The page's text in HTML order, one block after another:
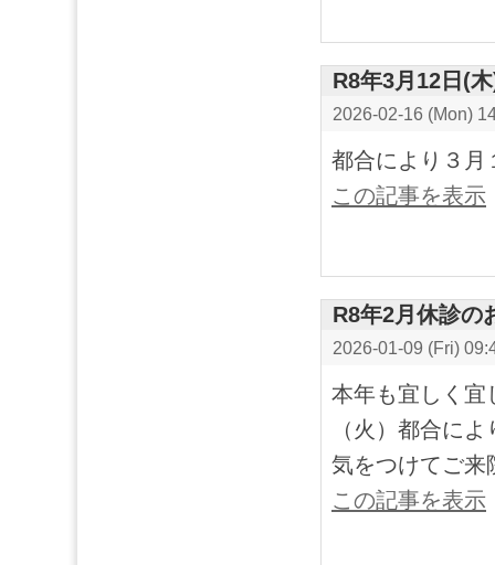
R8年3月12日(
2026-02-16 (Mon)
都合により３月
この記事を表示
R8年2月休診の
2026-01-09 (Fri)
本年も宜しく宜
（火）都合に
気をつけてご来
この記事を表示